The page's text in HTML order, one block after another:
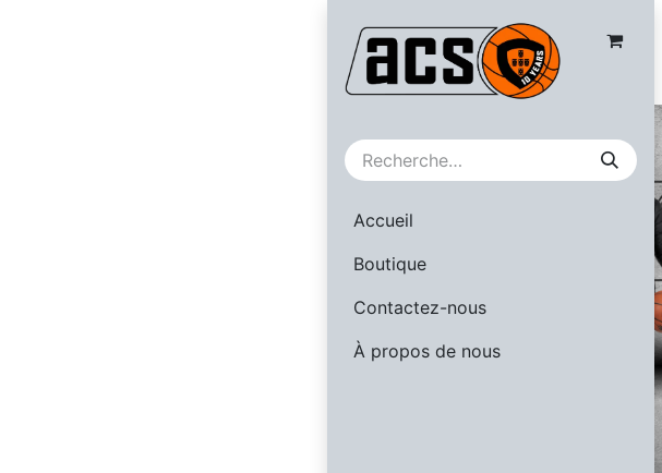
Accueil
Boutique
Contactez-nous
À propos de nous
SALE